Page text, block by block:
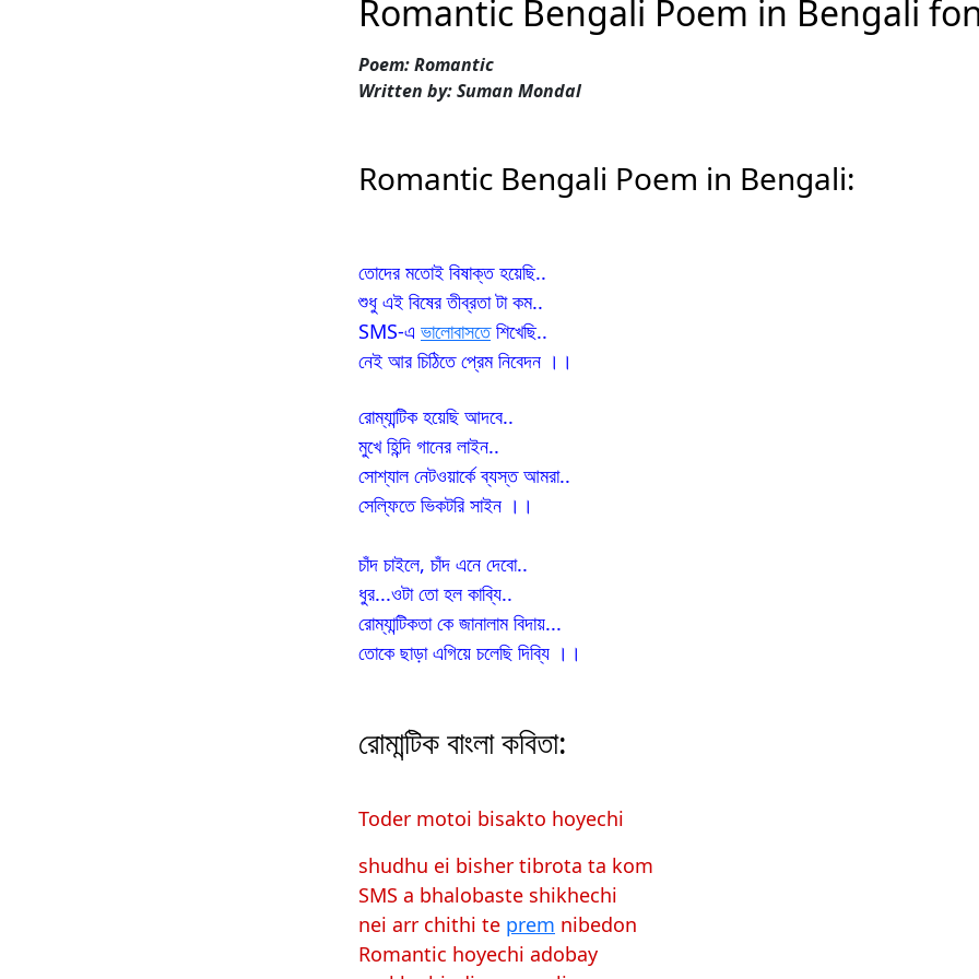
Romantic Bengali Poem in Bengali
Poem: Romantic
Written by: Suman Mondal
Romantic Bengali Poem in Bengali:
তোদের মতোই বিষাক্ত হয়েছি..
শুধু এই বিষের তীব্রতা টা কম..
SMS-এ ভালোবাসতেশিখেছি..
নেই আর চিঠিতে প্রেম নিবেদন ।।
রোম্যান্টিক হয়েছি আদবে..
মুখে হিন্দি গানের লাইন..
সোশ্যাল নেটওয়ার্কে ব্যস্ত আমরা..
সেল্ফিতে ভিকটরি সাইন ।।
চাঁদ চাইলে, চাঁদ এনে দেবো..
ধুর...ওটা তো হল কাব্যি..
রোম্যান্টিকতা কে জানালাম বিদায়...
তোকে ছাড়া এগিয়ে চলেছি দিব্যি ।।
রোমান্টিক বাংলা কবিতা:
Toder motoi bisakto hoyechi
shudhu ei bisher tibrota ta kom
SMS a bhalobaste shikhechi
nei arr chithi te prem nibedon
Romantic hoyechi adobay